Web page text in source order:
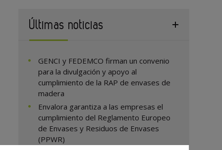
Últimas noticias
GENCI y FEDEMCO firman un convenio
para la divulgación y apoyo al
cumplimiento de la RAP de envases de
madera
Envalora garantiza a las empresas el
cumplimiento del Reglamento Europeo
de Envases y Residuos de Envases
(PPWR)